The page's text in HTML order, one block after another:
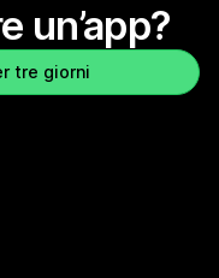
un’app?
tre giorni